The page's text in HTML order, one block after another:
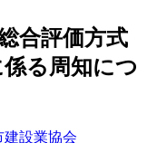
合評価方式
る周知につ
建設業協会